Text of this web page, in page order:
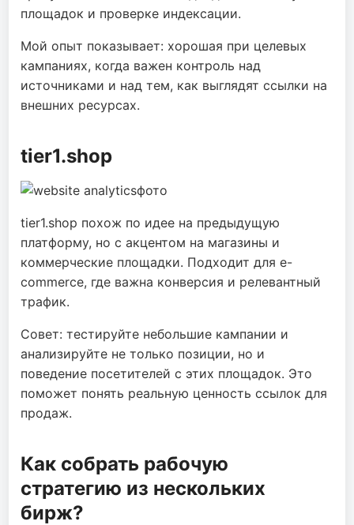
площадок и проверке индексации.
Мой опыт показывает: хорошая при целевых
кампаниях, когда важен контроль над
источниками и над тем, как выглядят ссылки на
внешних ресурсах.
tier1.shop
tier1.shop похож по идее на предыдущую
платформу, но с акцентом на магазины и
коммерческие площадки. Подходит для e-
commerce, где важна конверсия и релевантный
трафик.
Совет: тестируйте небольшие кампании и
анализируйте не только позиции, но и
поведение посетителей с этих площадок. Это
поможет понять реальную ценность ссылок для
продаж.
Как собрать рабочую
стратегию из нескольких
бирж?